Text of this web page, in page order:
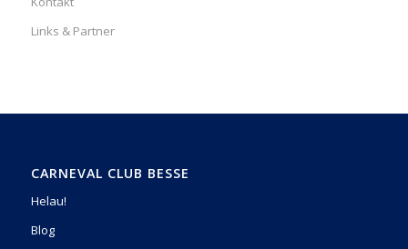
Links & Partner
CARNEVAL CLUB BESSE
Helau!
Blog